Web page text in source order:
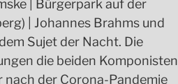
| Bürgerpark auf der
| Johannes Brahms und
Sujet der Nacht. Die
die beiden Komponisten
nach der Corona-Pandemie